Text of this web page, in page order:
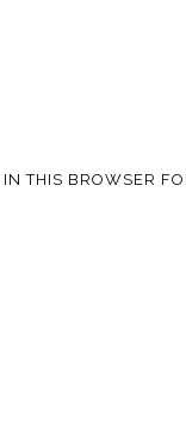
THIS BROWSER